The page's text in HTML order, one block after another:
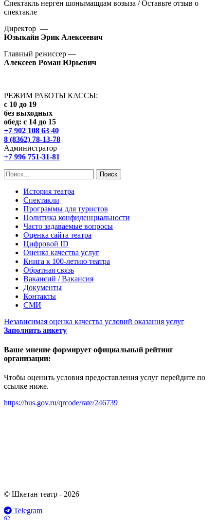
Спектакль нерген шонымашдам возыза / Оставьте отзыв о
спектакле
Директор —
Юзыкайн Эрик Алексеевич
Главный режиссер —
Алексеев Роман Юрьевич
РЕЖИМ РАБОТЫ КАССЫ:
с 10 до 19
без выходных
обед: с 14 до 15
+7 902 108 63 40
8 (8362) 78-13-78
Администратор –
+7 996 751-31-81
Найти:
История театра
Спектакли
Программы для туристов
Политика конфиденциальности
Часто задаваемые вопросы
Оценка сайта театра
Цифровой ID
Оценка качества услуг
Книга к 100-летию театра
Обратная связь
Вакансий / Вакансия
Документы
Контакты
СМИ
Независимая оценка качества условий оказания услуг
Заполнить анкету
Ваше мнение формирует официальный рейтинг
организации:
Чтобы оценить условия предоставления услуг перейдите по
ссылке ниже.
https://bus.gov.ru/qrcode/rate/246739
© Шкетан театр - 2026
Telegram